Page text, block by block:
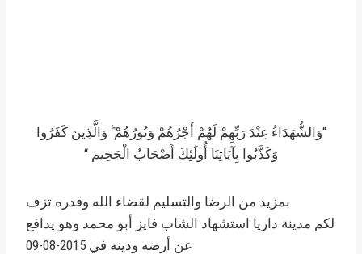
“وَالشُّهَدَاءُ عِنْدَ رَبِّهِمْ لَهُمْ أَجْرُهُمْ وَنُورُهُمْ ۖ وَالَّذِينَ كَفَرُوا
وَكَذَّبُوا بِآيَاتِنَا أُولَٰئِكَ أَصْحَابُ الْجَحِيم “
بمزيد من الرضا والتسليم لقضاء الله وقدره تزف
لكم مدينة داريا استشهاد الشاب فايز أبو محمد وهو يدافع
عن أرضه ودينه في 2015-08-09